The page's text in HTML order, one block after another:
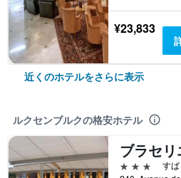
¥23,833
近くのホテルをさらに表示
ルクセンブルクの格安ホテル
3つ星
す